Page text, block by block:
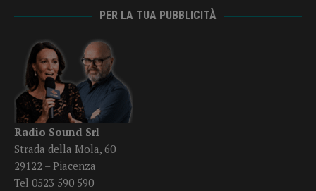
PER LA TUA PUBBLICITÀ
Radio Sound Srl
Strada della Mola, 60
29122 – Piacenza
Tel 0523 590 590